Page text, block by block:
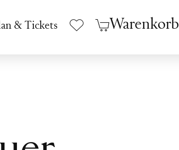
& Tickets Warenkorb